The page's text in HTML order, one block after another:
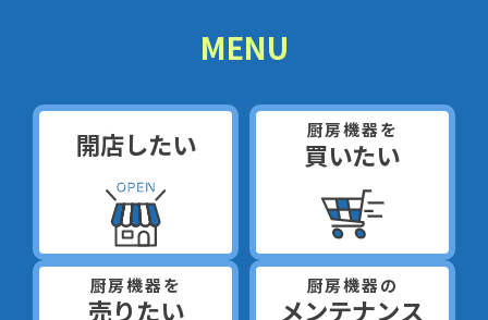
MENU
開店したい 厨房機器を
買いたい
厨房機器を
売りたい
厨房機器の
メンテナンス